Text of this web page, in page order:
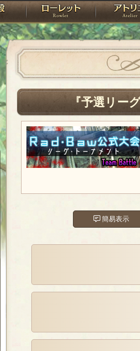
PandoraPartyProject
神殿 ローレット
『予選リー
簡易表示